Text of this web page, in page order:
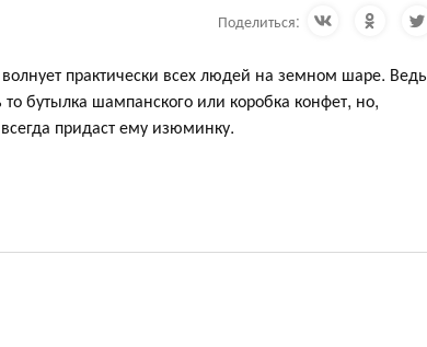
Поделиться:
практически всех людей на земном шаре. Ведь
бутылка шампанского или коробка конфет, но,
придаст ему изюминку.